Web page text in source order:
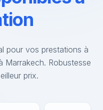
pour vos prestations à
Marrakech. Robustesse
prix.